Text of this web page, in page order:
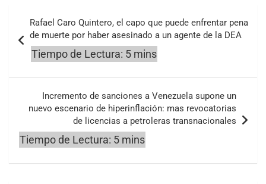
de
entradas
Rafael Caro Quintero, el capo que puede enfrentar pena
de muerte por haber asesinado a un agente de la DEA
Incremento de sanciones a Venezuela supone un
nuevo escenario de hiperinflación: mas revocatorias
de licencias a petroleras transnacionales